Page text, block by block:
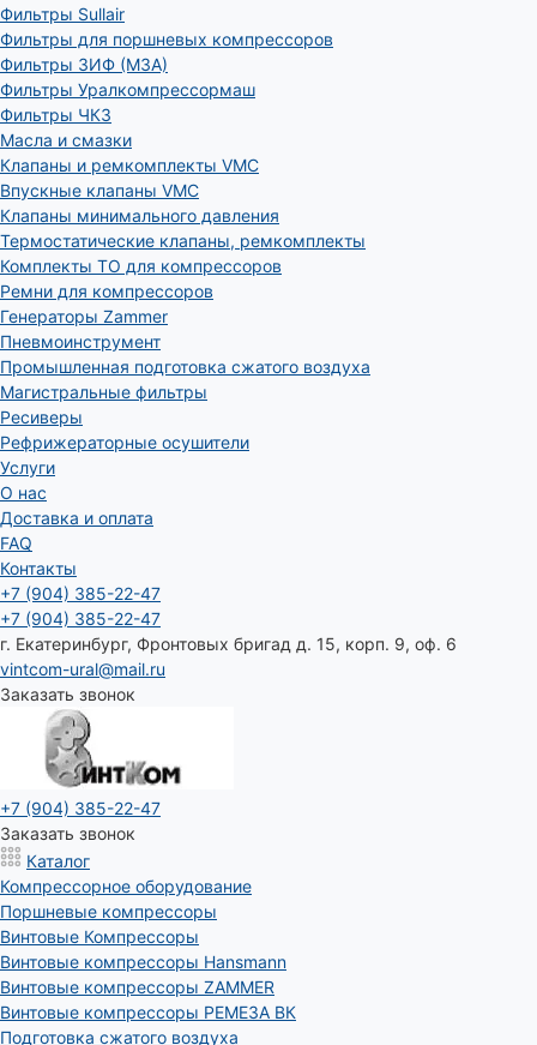
Фильтры Sullair
Фильтры для поршневых компрессоров
Фильтры ЗИФ (МЗА)
Фильтры Уралкомпрессормаш
Фильтры ЧКЗ
Масла и смазки
Клапаны и ремкомплекты VMC
Впускные клапаны VMC
Клапаны минимального давления
Термостатические клапаны, ремкомплекты
Комплекты ТО для компрессоров
Ремни для компрессоров
Генераторы Zammer
Пневмоинструмент
Промышленная подготовка сжатого воздуха
Магистральные фильтры
Ресиверы
Рефрижераторные осушители
Услуги
О нас
Доставка и оплата
FAQ
Контакты
+7 (904) 385-22-47
+7 (904) 385-22-47
г. Екатеринбург, Фронтовых бригад д. 15, корп. 9, оф. 6
vintcom-ural@mail.ru
Заказать звонок
+7 (904) 385-22-47
Заказать звонок
Каталог
Компрессорное оборудование
Поршневые компрессоры
Винтовые Компрессоры
Винтовые компрессоры Hansmann
Винтовые компрессоры ZAMMER
Винтовые компрессоры РЕМЕЗА ВК
Подготовка сжатого воздуха